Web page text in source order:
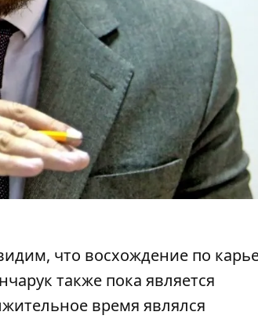
что восхождение по
также пока является
время являлся